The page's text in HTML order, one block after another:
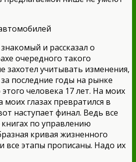
и рассказал о
очередного такого
захотел учитывать изменения,
последние годы на рынке
человека 17 лет. На моих
моих глазах превратился в
наступает финал. Ведь все
по управлению
кривая жизненного
все этапы прописаны. Надо их